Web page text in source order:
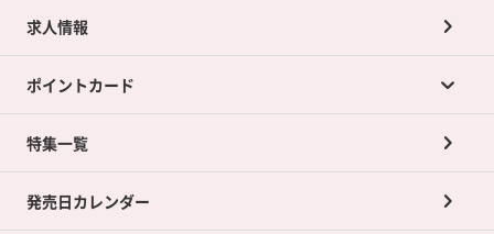
カードラボの買取サービスTOP
店舗買取について
ネット買取について
買取承諾書について
求人情報
ポイントカード
ポイントカードTOP
ポイント交換景品
特集一覧
発売日カレンダー